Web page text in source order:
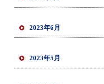
2023年6月
2023年5月